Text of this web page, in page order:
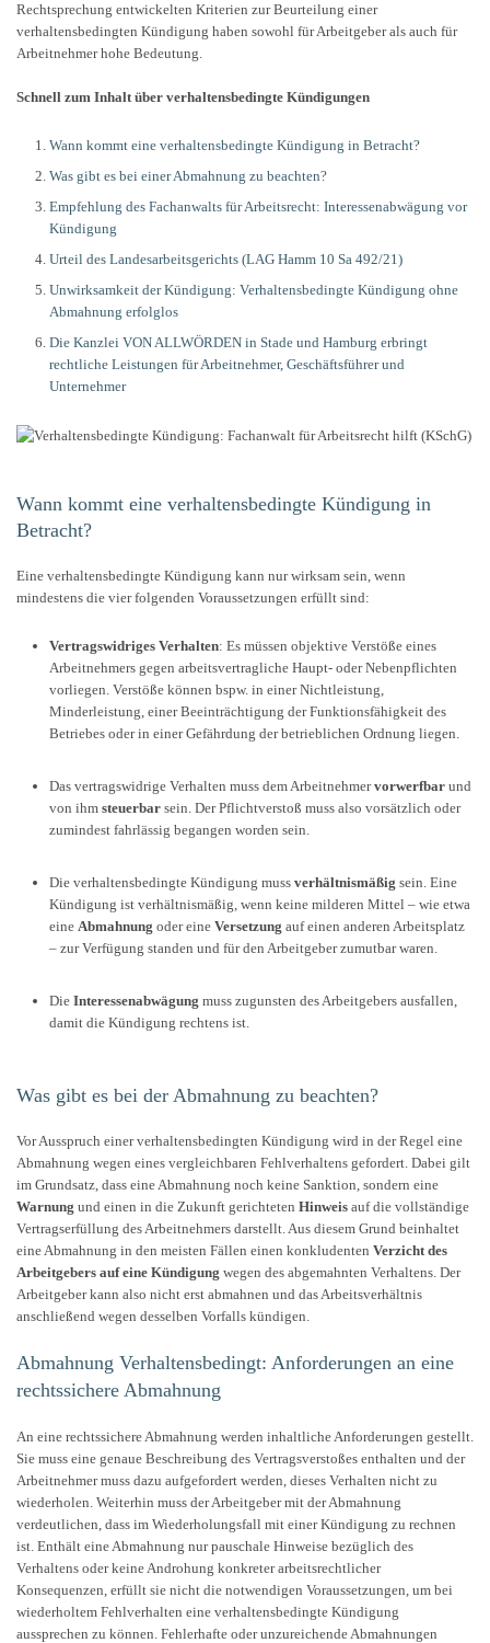
Rechtsprechung entwickelten Kriterien zur Beurteilung einer
verhaltensbedingten Kündigung haben sowohl für Arbeitgeber als auch für
Arbeitnehmer hohe Bedeutung.
Schnell zum Inhalt über verhaltensbedingte Kündigungen
Wann kommt eine verhaltensbedingte Kündigung in Betracht?
Was gibt es bei einer Abmahnung zu beachten?
Empfehlung des Fachanwalts für Arbeitsrecht: Interessenabwägung vor
Kündigung
Urteil des Landesarbeitsgerichts (LAG Hamm 10 Sa 492/21)
Unwirksamkeit der Kündigung: Verhaltensbedingte Kündigung ohne
Abmahnung erfolglos
Die Kanzlei VON ALLWÖRDEN in Stade und Hamburg erbringt
rechtliche Leistungen für Arbeitnehmer, Geschäftsführer und
Unternehmer
Wann kommt eine verhaltensbedingte Kündigung in
Betracht?
Eine verhaltensbedingte Kündigung kann nur wirksam sein, wenn
mindestens die vier folgenden Voraussetzungen erfüllt sind:
Vertragswidriges Verhalten: Es müssen objektive Verstöße eines
Arbeitnehmers gegen arbeitsvertragliche Haupt- oder Nebenpflichten
vorliegen. Verstöße können bspw. in einer Nichtleistung,
Minderleistung, einer Beeinträchtigung der Funktionsfähigkeit des
Betriebes oder in einer Gefährdung der betrieblichen Ordnung liegen.
Das vertragswidrige Verhalten muss dem Arbeitnehmervorwerfbar und
von ihm steuerbar sein. Der Pflichtverstoß muss also vorsätzlich oder
zumindest fahrlässig begangen worden sein.
Die verhaltensbedingte Kündigung muss verhältnismäßig sein. Eine
Kündigung ist verhältnismäßig, wenn keine milderen Mittel – wie etwa
eine Abmahnung oder eine Versetzung auf einen anderen Arbeitsplatz
– zur Verfügung standen und für den Arbeitgeber zumutbar waren.
Die Interessenabwägung muss zugunsten des Arbeitgebers ausfallen,
damit die Kündigung rechtens ist.
Was gibt es bei der Abmahnung zu beachten?
Vor Ausspruch einer verhaltensbedingten Kündigung wird in der Regel eine
Abmahnung wegen eines vergleichbaren Fehlverhaltens gefordert. Dabei gilt
im Grundsatz, dass eine Abmahnung noch keine Sanktion, sondern eine
Warnung und einen in die Zukunft gerichteten Hinweis auf die vollständige
Vertragserfüllung des Arbeitnehmers darstellt. Aus diesem Grund beinhaltet
eine Abmahnung in den meisten Fällen einen konkludenten Verzicht des
Arbeitgebers auf eine Kündigung wegen des abgemahnten Verhaltens. Der
Arbeitgeber kann also nicht erst abmahnen und das Arbeitsverhältnis
anschließend wegen desselben Vorfalls kündigen.
Abmahnung Verhaltensbedingt: Anforderungen an eine
rechtssichere Abmahnung
An eine rechtssichere Abmahnung werden inhaltliche Anforderungen gestellt.
Sie muss eine genaue Beschreibung des Vertragsverstoßes enthalten und der
Arbeitnehmer muss dazu aufgefordert werden, dieses Verhalten nicht zu
wiederholen. Weiterhin muss der Arbeitgeber mit der Abmahnung
verdeutlichen, dass im Wiederholungsfall mit einer Kündigung zu rechnen
ist. Enthält eine Abmahnung nur pauschale Hinweise bezüglich des
Verhaltens oder keine Androhung konkreter arbeitsrechtlicher
Konsequenzen, erfüllt sie nicht die notwendigen Voraussetzungen, um bei
wiederholtem Fehlverhalten eine verhaltensbedingte Kündigung
aussprechen zu können. Fehlerhafte oder unzureichende Abmahnungen